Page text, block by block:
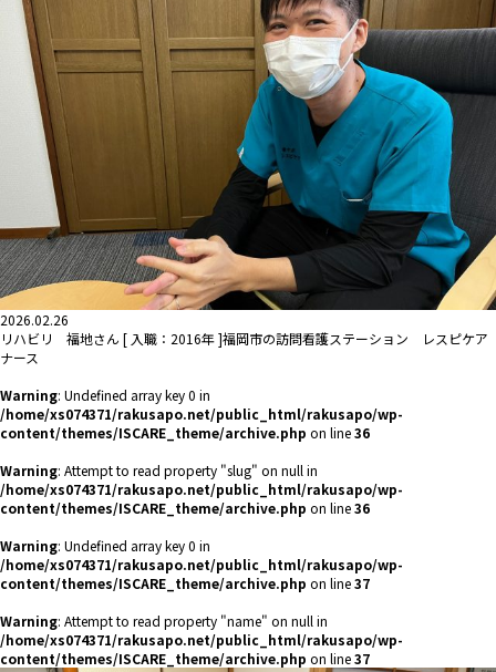
2026.02.26
リハビリ 福地さん [ 入職：2016年 ]福岡市の訪問看護ステーション レスピケア
ナース
Warning: Undefined array key 0 in
/home/xs074371/rakusapo.net/public_html/rakusapo/wp-
content/themes/ISCARE_theme/archive.php on line36
Warning: Attempt to read property "slug" on null in
/home/xs074371/rakusapo.net/public_html/rakusapo/wp-
content/themes/ISCARE_theme/archive.php on line36
Warning: Undefined array key 0 in
/home/xs074371/rakusapo.net/public_html/rakusapo/wp-
content/themes/ISCARE_theme/archive.php on line37
Warning: Attempt to read property "name" on null in
/home/xs074371/rakusapo.net/public_html/rakusapo/wp-
content/themes/ISCARE_theme/archive.php on line37